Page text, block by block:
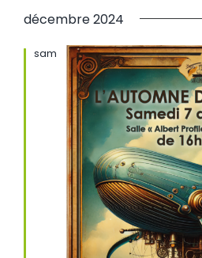
décembre 2024
sam